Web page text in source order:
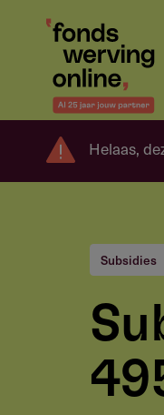
Overslaan
inhoud
Helaas,
Subsidies